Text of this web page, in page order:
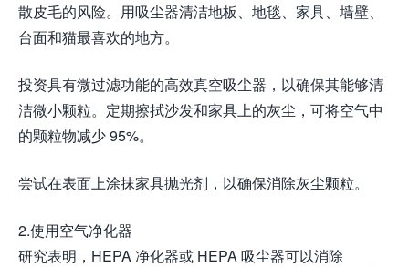
散皮毛的风险。用吸尘器清洁地板、地毯、家具、墙壁、
台面和猫最喜欢的地方。
投资具有微过滤功能的高效真空吸尘器，以确保其能够清
洁微小颗粒。定期擦拭沙发和家具上的灰尘，可将空气中
的颗粒物减少 95%。
尝试在表面上涂抹家具抛光剂，以确保消除灰尘颗粒。
2.使用空气净化器
研究表明，HEPA 净化器或 HEPA 吸尘器可以消除